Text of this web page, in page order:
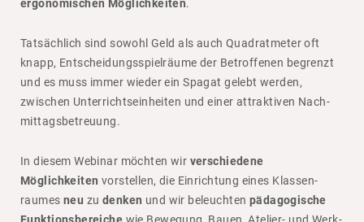
ergonomischen Möglichkeiten.
Tatsäch­lich sind sowohl Geld als auch Quadrat­meter oft
knapp, Entschei­dungs­spiel­räume der Betrof­fenen begrenzt
und es muss immer wieder ein Spagat gelebt werden,
zwischen Unter­richts­ein­heiten und einer attrak­tiven Nach­
mit­tags­be­treuung.
In diesem Webinar möchten wir verschiedene
Möglichkeiten vorstellen, die Einrich­tung eines Klas­sen­
raumes neu zu denken und wir beleuchten pädagogische